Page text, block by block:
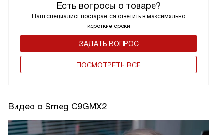
Есть вопросы о товаре?
Наш специалист постарается ответить в максимально
короткие сроки
ЗАДАТЬ ВОПРОС
ПОCМОТРЕТЬ ВСЕ
Видео о Smeg C9GMX2